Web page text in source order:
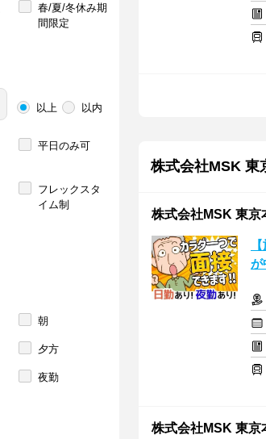
春/夏/冬休み期
間限定
以上 以内
平日のみ可
フレックスタ
イム制
朝
夕方
夜勤
株式会社MSK 東
株式会社MSK 東京
が
株式会社MSK 東京